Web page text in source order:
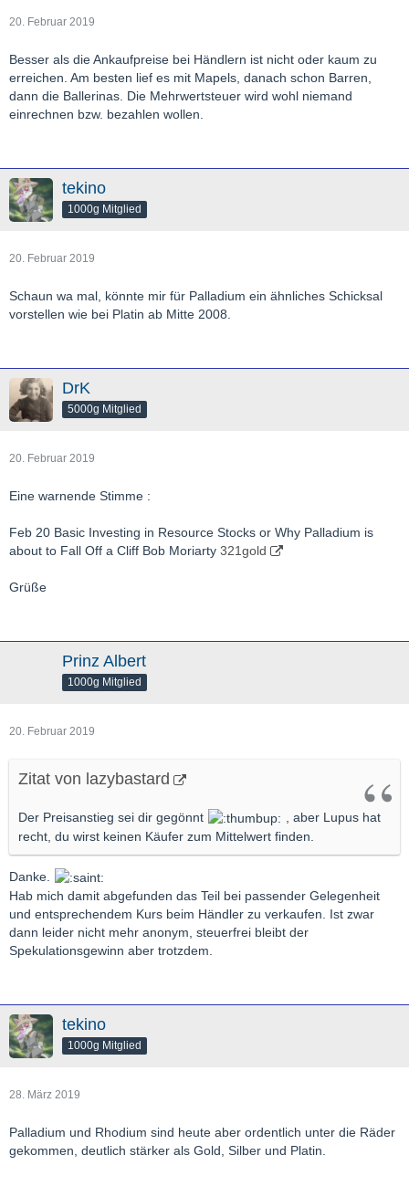
20. Februar 2019
Besser als die Ankaufpreise bei Händlern ist nicht oder kaum zu
erreichen. Am besten lief es mit Mapels, danach schon Barren,
dann die Ballerinas. Die Mehrwertsteuer wird wohl niemand
einrechnen bzw. bezahlen wollen.
tekino
1000g Mitglied
20. Februar 2019
Schaun wa mal, könnte mir für Palladium ein ähnliches Schicksal
vorstellen wie bei Platin ab Mitte 2008.
DrK
5000g Mitglied
20. Februar 2019
Eine warnende Stimme :
Feb 20 Basic Investing in Resource Stocks or Why Palladium is
about to Fall Off a Cliff Bob Moriarty 321gold
Grüße
Prinz Albert
1000g Mitglied
20. Februar 2019
Zitat von lazybastard
Der Preisanstieg sei dir gegönnt
, aber Lupus hat
recht, du wirst keinen Käufer zum Mittelwert finden.
Danke.
Hab mich damit abgefunden das Teil bei passender Gelegenheit
und entsprechendem Kurs beim Händler zu verkaufen. Ist zwar
dann leider nicht mehr anonym, steuerfrei bleibt der
Spekulationsgewinn aber trotzdem.
tekino
1000g Mitglied
28. März 2019
Palladium und Rhodium sind heute aber ordentlich unter die Räder
gekommen, deutlich stärker als Gold, Silber und Platin.